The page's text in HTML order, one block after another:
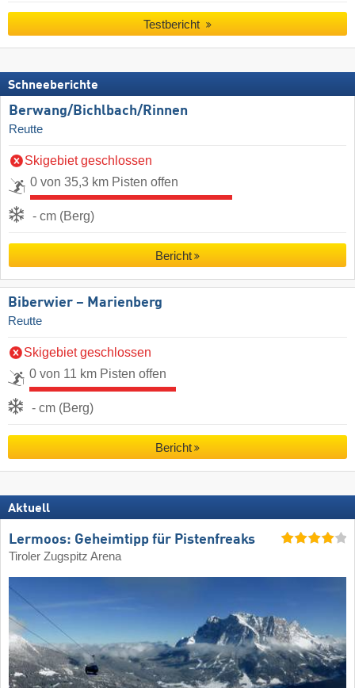
Testbericht
Schneeberichte
Berwang/​Bichlbach/​Rinnen
Reutte
Skigebiet geschlossen
0 von 35,3 km Pisten offen
- cm (Berg)
Bericht
Biberwier – Marienberg
Reutte
Skigebiet geschlossen
0 von 11 km Pisten offen
- cm (Berg)
Bericht
Aktuell
Lermoos: Geheimtipp für Pistenfreaks
Tiroler Zugspitz Arena